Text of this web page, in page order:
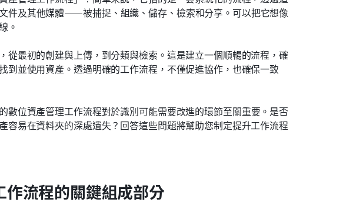
及其他媒體——被捕捉、組織、儲存、檢索和分享。可以把它想像
。
從最初的創建與上傳，到分類與檢索。這是建立一個順暢的流程，確
到並使用資產。透過明確的工作流程，不僅促進協作，也確保一致
數位資產管理工作流程對於識別可能需要改進的環節至關重要。是否
容易在資料夾的深處遺失？回答這些問題將幫助您制定提升工作流程
流程的關鍵組成部分